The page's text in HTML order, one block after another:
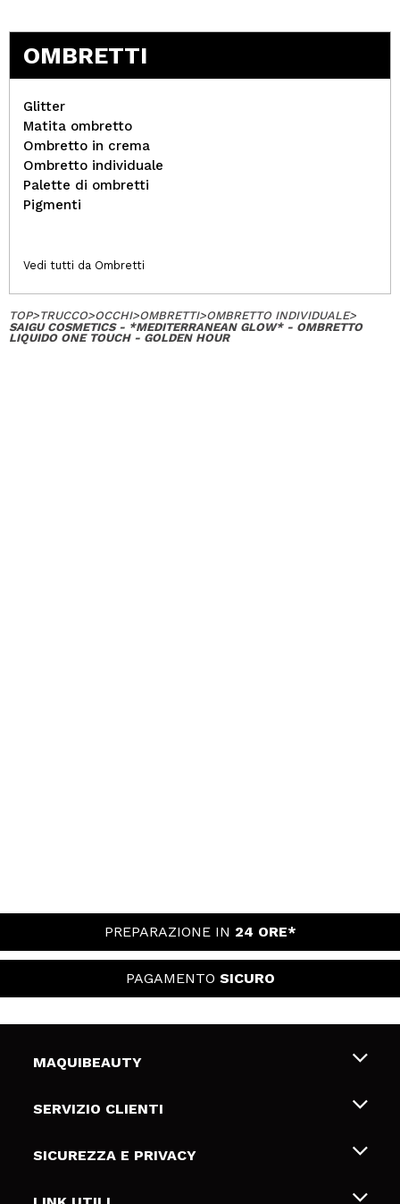
OMBRETTI
Glitter
Matita ombretto
Ombretto in crema
Ombretto individuale
Palette di ombretti
Pigmenti
Vedi tutti da Ombretti
TOP>TRUCCO>OCCHI>OMBRETTI>OMBRETTO INDIVIDUALE>
SAIGU COSMETICS - *MEDITERRANEAN GLOW* - OMBRETTO
LIQUIDO ONE TOUCH - GOLDEN HOUR
PREPARAZIONE IN 24 ORE*
PAGAMENTO SICURO
MAQUIBEAUTY
Chi siamo
Gift Cards
SERVIZIO CLIENTI
Spedizioni & Resi
SICUREZZA E PRIVACY
Termini e condizioni